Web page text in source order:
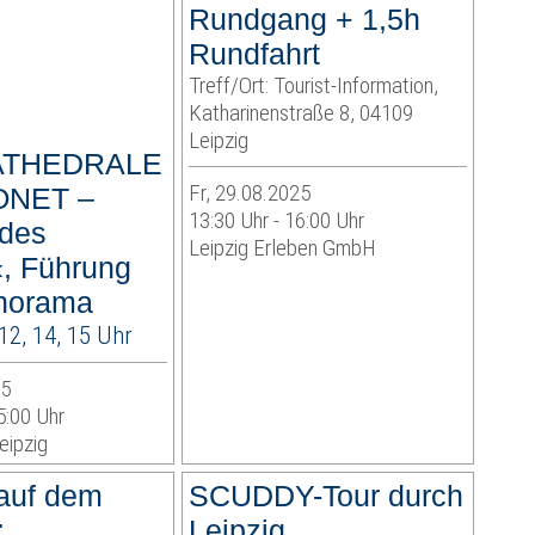
–
Führung
14, 15 Uhr
Uhr
Rundgang + 1,5h
Rundfahrt
Treff/Ort: Tourist-Information,
Katharinenstraße 8, 04109
Leipzig
Fr, 29.08.2025
13:30 Uhr - 16:00 Uhr
Leipzig Erleben GmbH
dem
SCUDDY-Tour durch